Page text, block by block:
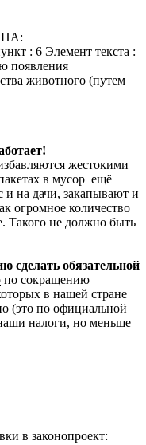
: 6 Элемент текста :
появления
животного (путем
жестокими
в мусор ещё
на дачи, закапывают и
огромное количество
Такого не должно быть
сделать обязательной
по сокращению
в нашей стране
(это по официальной
налоги, но меньше
в законопроект: